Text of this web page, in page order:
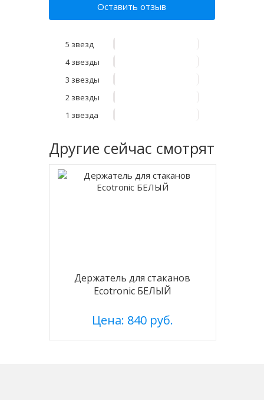
Оставить отзыв
5 звезд
4 звезды
3 звезды
2 звезды
1 звезда
Другие сейчас смотрят
Держатель для стаканов
Ecotronic БЕЛЫЙ
Цена: 840 руб.